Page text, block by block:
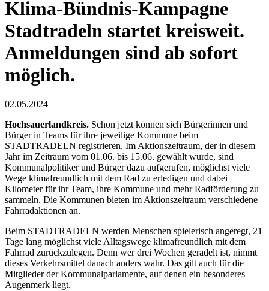
Klima-Bündnis-Kampagne
Stadtradeln startet kreisweit.
Anmeldungen sind ab sofort
möglich.
02.05.2024
Hochsauerlandkreis. Schon jetzt können sich Bürgerinnen und
Bürger in Teams für ihre jeweilige Kommune beim
STADTRADELN registrieren. Im Aktionszeitraum, der in diesem
Jahr im Zeitraum vom 01.06. bis 15.06. gewählt wurde, sind
Kommunalpolitiker und Bürger dazu aufgerufen, möglichst viele
Wege klimafreundlich mit dem Rad zu erledigen und dabei
Kilometer für ihr Team, ihre Kommune und mehr Radförderung zu
sammeln. Die Kommunen bieten im Aktionszeitraum verschiedene
Fahrradaktionen an.
Beim STADTRADELN werden Menschen spielerisch angeregt, 21
Tage lang möglichst viele Alltagswege klimafreundlich mit dem
Fahrrad zurückzulegen. Denn wer drei Wochen geradelt ist, nimmt
dieses Verkehrsmittel danach anders wahr. Das gilt auch für die
Mitglieder der Kommunalparlamente, auf denen ein besonderes
Augenmerk liegt.